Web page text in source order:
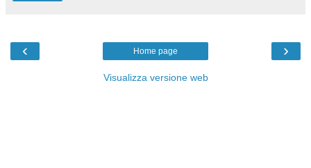
‹ ›
Home page
Visualizza versione web